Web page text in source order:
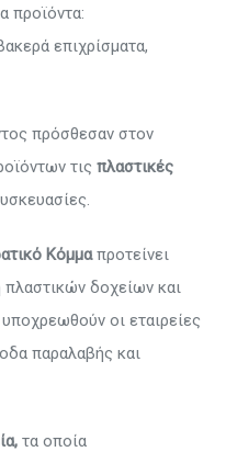
προϊόντα:
επιχρίσματα,
πρόσθεσαν στον
τις πλαστικές
Κόμμαπροτείνει
δοχείων και
οι εταιρείες
παραλαβής και
τα οποία